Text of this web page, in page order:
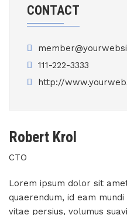
CONTACT
111-222-3333
http://
Robert Krol
CTO
Lorem ipsum dolor sit
quaerendum, id eam
vitae persius, volumus